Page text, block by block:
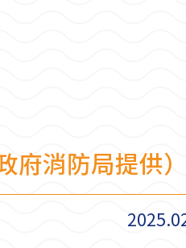
消防局提供）